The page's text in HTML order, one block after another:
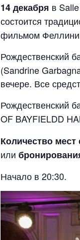
14 декабря в
состоится
фильмом
Рождественский
(Sandrine
вечере. Все
Рождественский
OF BAYFIELDD
Количество мест
или
Начало в 20:30.